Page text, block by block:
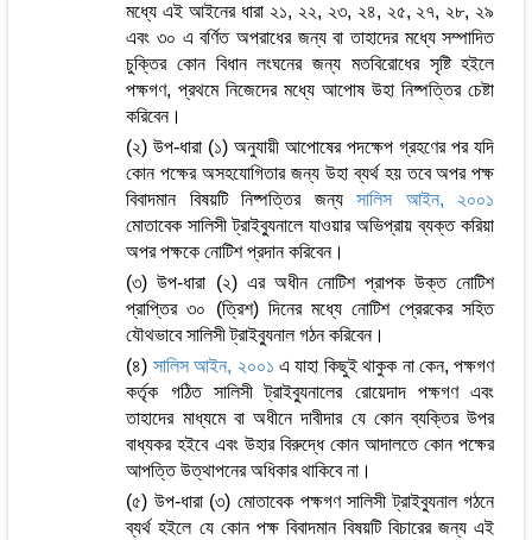
মধ্যে এই আইনের ধারা ২১, ২২, ২৩, ২৪, ২৫, ২৭, ২৮, ২৯
এবং ৩০ এ বর্ণিত অপরাধের জন্য বা তাহাদের মধ্যে সম্পাদিত
চুক্তির কোন বিধান লংঘনের জন্য মতবিরোধের সৃষ্টি হইলে
পক্ষগণ, প্রথমে নিজেদের মধ্যে আপোষ উহা নিষ্পত্তির চেষ্টা
করিবেন।
(২) উপ-ধারা (১) অনুযায়ী আপোষের পদক্ষেপ গ্রহণের পর যদি
কোন পক্ষের অসহযোগিতার জন্য উহা ব্যর্থ হয় তবে অপর পক্ষ
বিবাদমান বিষয়টি নিষ্পত্তির জন্যসালিস আইন, ২০০১
মোতাবেক সালিসী ট্রাইব্যুনালে যাওয়ার অভিপ্রায় ব্যক্ত করিয়া
অপর পক্ষকে নোটিশ প্রদান করিবেন।
(৩) উপ-ধারা (২) এর অধীন নোটিশ প্রাপক উক্ত নোটিশ
প্রাপ্তির ৩০ (ত্রিশ) দিনের মধ্যে নোটিশ প্রেরকের সহিত
যৌথভাবে সালিসী ট্রাইব্যুনাল গঠন করিবেন।
(৪) সালিস আইন, ২০০১ এ যাহা কিছুই থাকুক না কেন, পক্ষগণ
কর্তৃক গঠিত সালিসী ট্রাইব্যুনালের রোয়েদাদ পক্ষগণ এবং
তাহাদের মাধ্যমে বা অধীনে দাবীদার যে কোন ব্যক্তির উপর
বাধ্যকর হইবে এবং উহার বিরুদ্ধে কোন আদালতে কোন পক্ষের
আপত্তি উত্থাপনের অধিকার থাকিবে না।
(৫) উপ-ধারা (৩) মোতাবেক পক্ষগণ সালিসী ট্রাইব্যুনাল গঠনে
ব্যর্থ হইলে যে কোন পক্ষ বিবাদমান বিষয়টি বিচারের জন্য এই